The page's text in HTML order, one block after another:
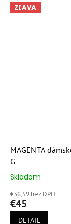
ZĽAVA
MAGENTA
G
Priemerné
produktu
je
5,0
Skladom
€36,59 bez DPH
€45
DETAIL